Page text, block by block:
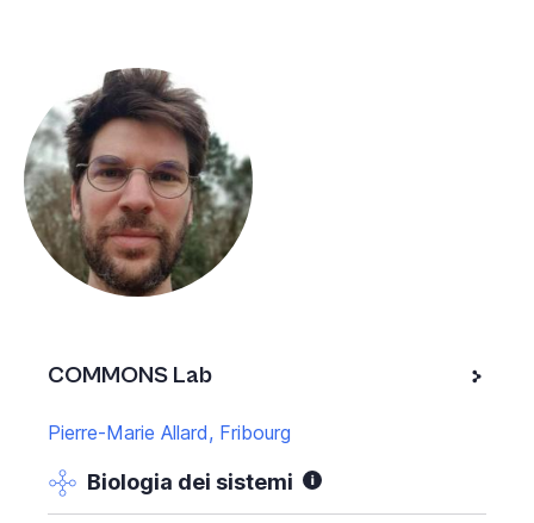
COMMONS Lab
Pierre-Marie Allard, Fribourg
Biologia dei sistemi